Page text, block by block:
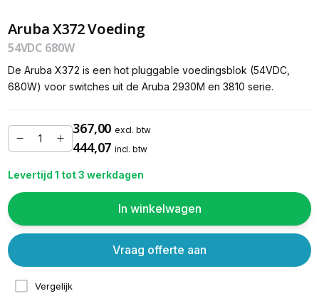
Aruba X372 Voeding
54VDC 680W
De Aruba X372 is een hot pluggable voedingsblok (54VDC,
680W) voor switches uit de Aruba 2930M en 3810 serie.
367,00 excl. btw
444,07 incl. btw
Levertijd 1 tot 3 werkdagen
In winkelwagen
Vergelijk
Vraag offerte aan